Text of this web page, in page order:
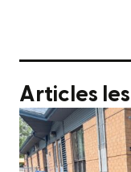
Articles